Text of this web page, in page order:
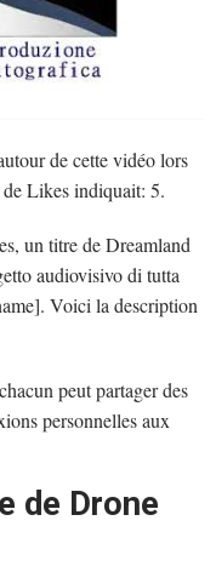
de cette vidéo lors
Likes indiquait: 5.
un titre de Dreamland
audiovisivo di tutta
Voici la description
peut partager des
personnelles aux
de Drone